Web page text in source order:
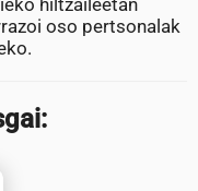
hiltzaileetan
oso pertsonalak